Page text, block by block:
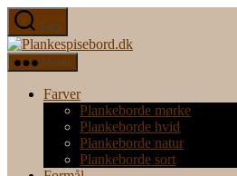
Spring
til
indholdet
Søg
Plankespisebord.dk
Menu
Farver
Plankeborde mørke
Plankeborde hvid
Plankeborde natur
Plankeborde sort